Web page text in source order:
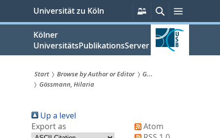
springen
Universität zu Köln
Persönliche
Services
SucheMenü
Kölner
UniversitätsPublikationsServer
Sie
sind
hier:
Start Browse by Author or Editor
G...
Gössmann, Hilaria
Up a level
Export as
Atom